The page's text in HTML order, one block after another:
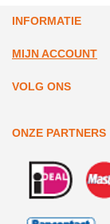
INFORMATIE
MIJN ACCOUNT
VOLG ONS
ONZE PARTNERS